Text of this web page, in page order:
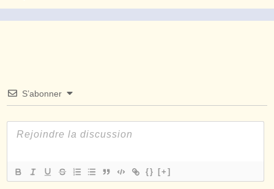
S’abonner
{} [+]